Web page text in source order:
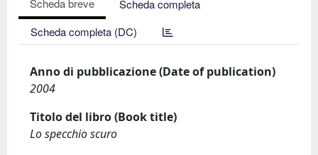
Scheda breve
Scheda completa
Scheda completa (DC)
Anno di pubblicazione (Date of publication)
2004
Titolo del libro (Book title)
Lo specchio scuro